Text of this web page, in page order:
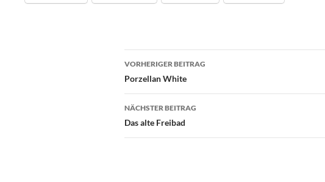
Beitrags-
Navigation
VORHERIGER BEITRAG
Porzellan White
NÄCHSTER BEITRAG
Das alte Freibad